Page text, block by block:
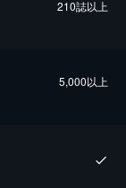
210誌以上
5,000以上